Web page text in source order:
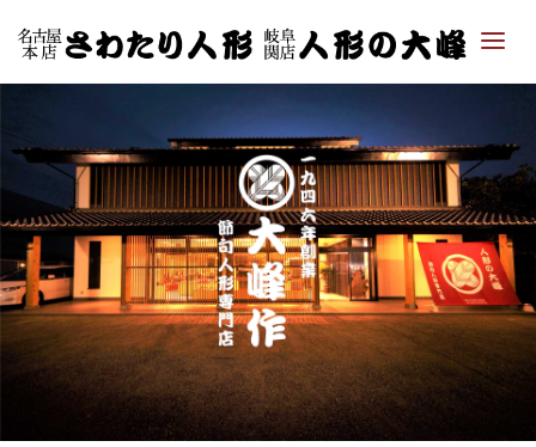
わた
の大
峰｜
ひな
人
形・
五月
人形
専門
店」